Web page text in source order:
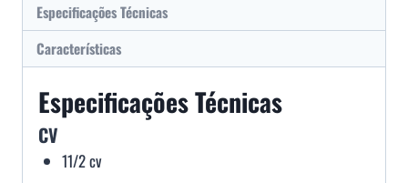
Especificações Técnicas
Características
Especificações Técnicas
CV
11/2 cv